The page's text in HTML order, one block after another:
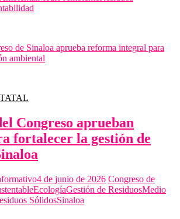
de Sinaloa aprueba reforma integral para
ambiental
Congreso aprueban
fortalecer la gestión de
4 de junio de 2026 Congreso de
EcologíaGestión de ResiduosMedio
SólidosSinaloa